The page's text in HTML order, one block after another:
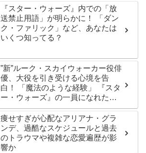
『スター・ウォーズ』内での「放
送禁止用語」が明らかに！ 「ダン
ク・ファリック」など、あなたは
いくつ知ってる？
”新”ルーク・スカイウォーカー役俳
優、大役を引き受ける心境を告
白！ 「魔法のような経験」 『スタ
ー・ウォーズ』の一員になれたこ
とによろこび爆発
痩せすぎが心配なアリアナ・グラ
ンデ、過酷なスケジュールと過去
のトラウマや複雑な恋愛遍歴が影
響か